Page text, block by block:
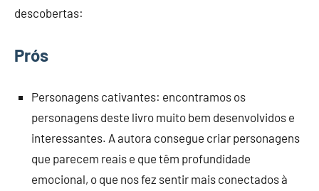
descobertas:
Prós
Personagens cativantes: encontramos os
personagens deste livro muito bem desenvolvidos e
interessantes. A autora consegue criar personagens
que parecem reais e que têm profundidade
emocional, o que nos fez sentir mais conectados à